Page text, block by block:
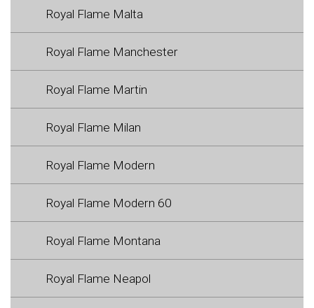
Royal Flame Malta
Royal Flame Manchester
Royal Flame Martin
Royal Flame Milan
Royal Flame Modern
Royal Flame Modern 60
Royal Flame Montana
Royal Flame Neapol